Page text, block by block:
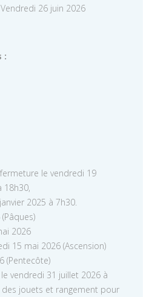
26 juin 2026
:
le vendredi 19
18h30,
2025 à 7h30.
2026
15 mai 2026 (Ascension)
(Pentecôte)
vendredi 31 juillet 2026 à
des jouets et rangement pour